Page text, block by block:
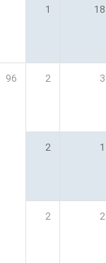
18
1
3
2
96
1
2
2
2